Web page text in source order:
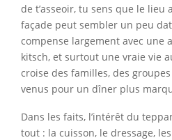
de t’asseoir, tu sens que le lieu
façade peut sembler un peu
compense largement avec une
kitsch, et surtout une vraie vie
croise des familles, des
venus pour un dîner plus
Dans les faits, l’intérêt du
tout : la cuisson, le dressage,